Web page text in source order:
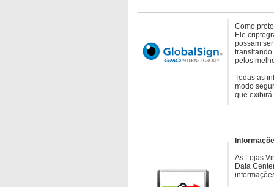
Como
Ele
possam
transitando
pelos
Todas as
modo
que exibirá
As Lojas
Data